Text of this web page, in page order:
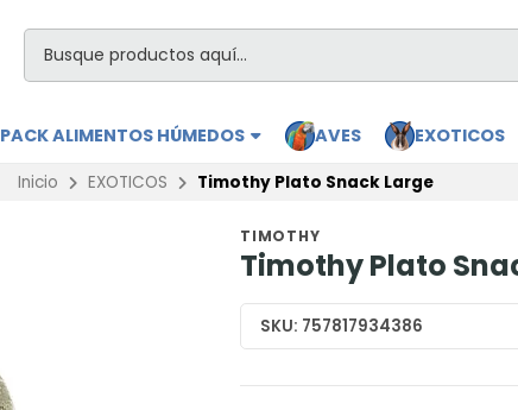
PACK ALIMENTOS HÚMEDOS AVES EXOTICOS
Inicio EXOTICOS Timothy Plato Snack Large
TIMOTHY
Timothy Plato
SKU: 757817934386